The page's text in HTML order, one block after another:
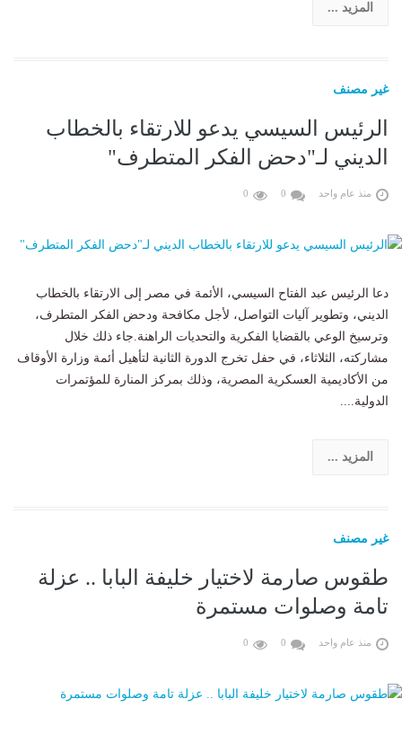
المزيد ...
غير مصنف
الرئيس السيسي يدعو للارتقاء بالخطاب
الديني لـ"دحض الفكر المتطرف"
منذ عام واحد 0
0
دعا الرئيس عبد الفتاح السيسي، الأئمة في مصر إلى الارتقاء بالخطاب
الديني، وتطوير آليات التواصل، لأجل مكافحة ودحض الفكر المتطرف،
وترسيخ الوعي بالقضايا الفكرية والتحديات الراهنة.جاء ذلك خلال
مشاركته، الثلاثاء، في حفل تخرج الدورة الثانية لتأهيل أئمة وزارة الأوقاف
من الأكاديمية العسكرية المصرية، وذلك بمركز المنارة للمؤتمرات
الدولية....
المزيد ...
غير مصنف
طقوس صارمة لاختيار خليفة البابا .. عزلة
تامة وصلوات مستمرة
منذ عام واحد 0
0